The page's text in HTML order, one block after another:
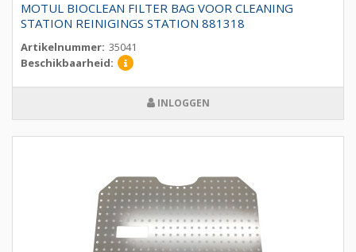
MOTUL BIOCLEAN FILTER BAG VOOR CLEANING
STATION REINIGINGS STATION 881318
Artikelnummer: 35041
Beschikbaarheid:
INLOGGEN